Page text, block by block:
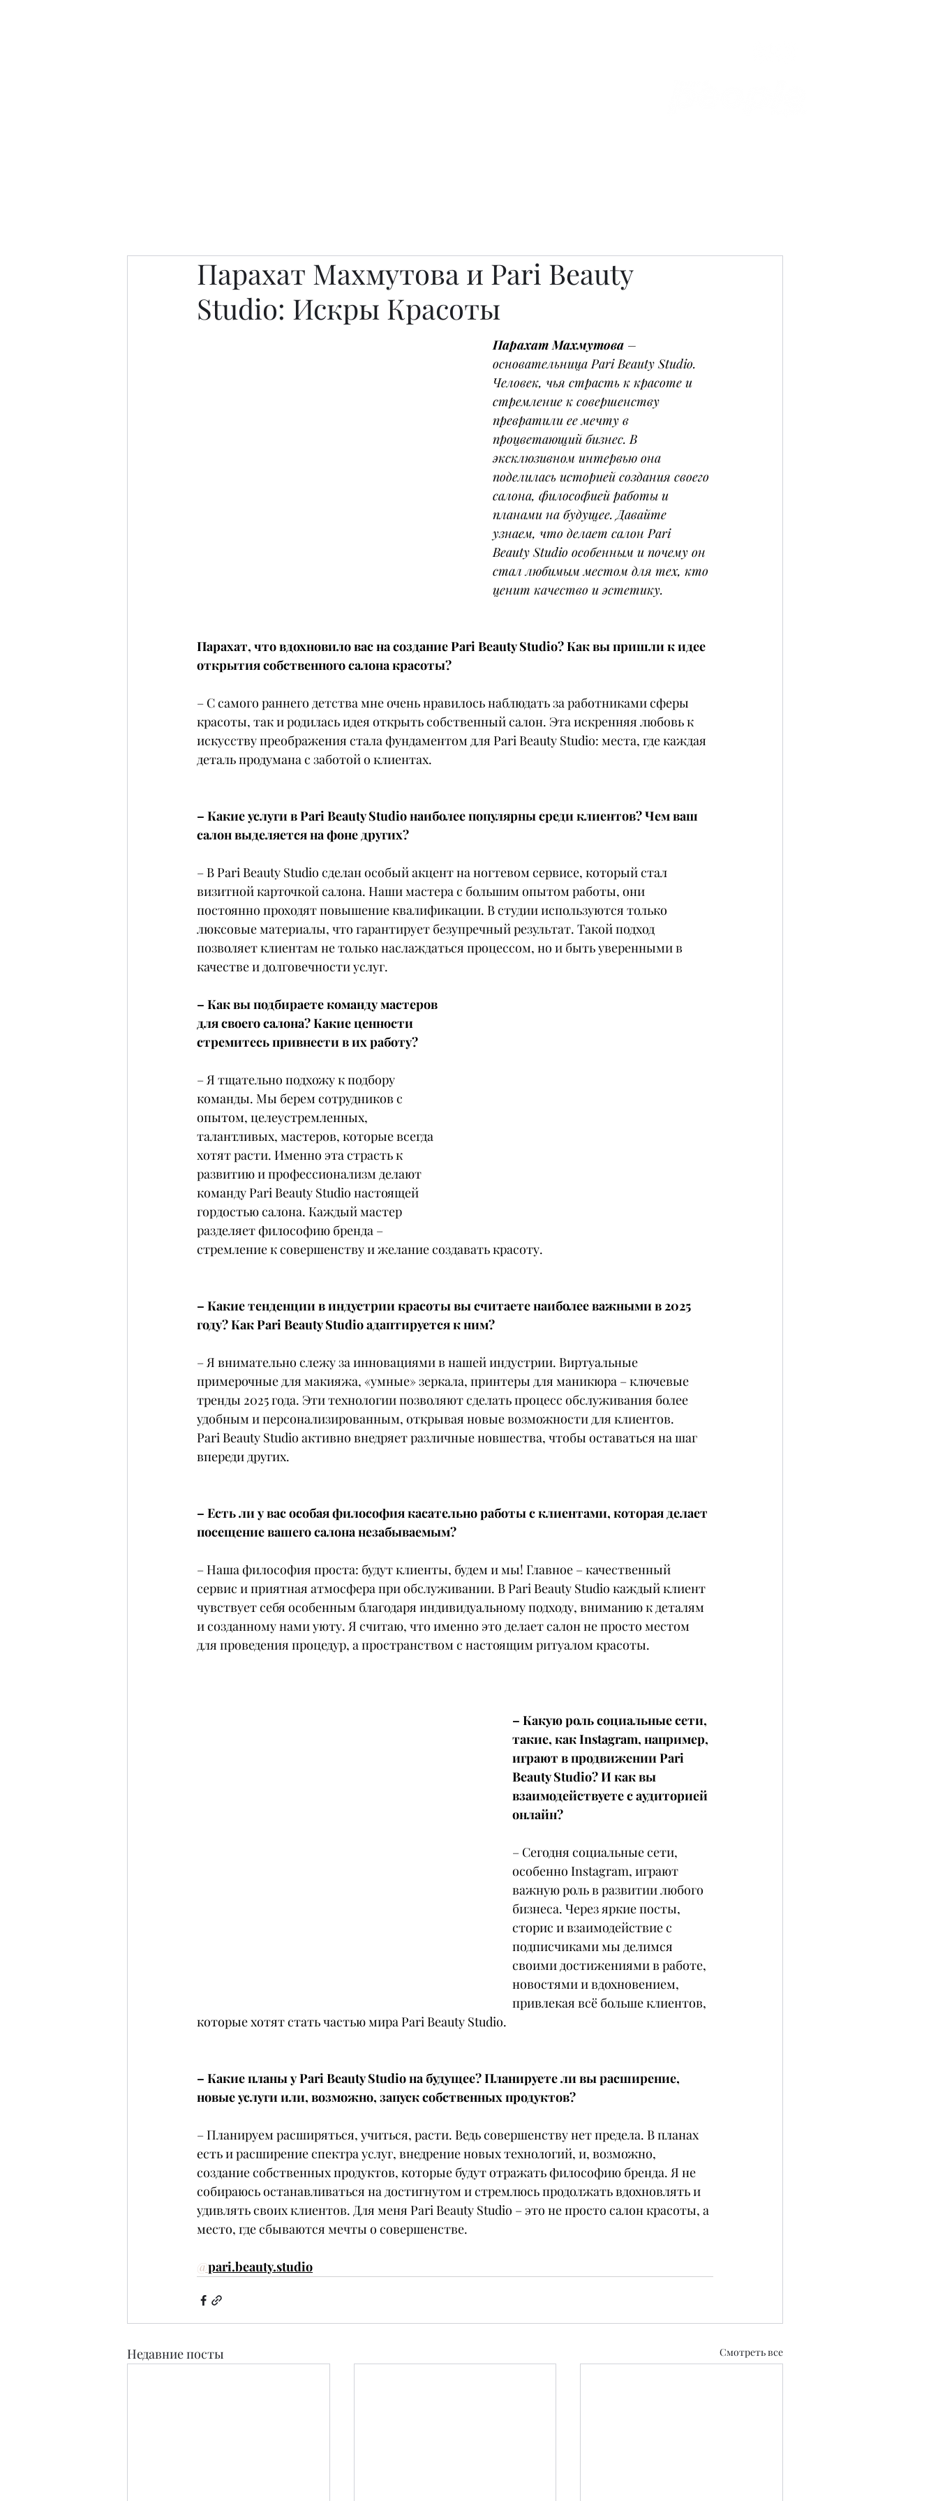
Парахат Махмутова и Pari Beauty
Studio: Искры Красоты
Парахат Махмутова –
основательница Pari Beauty Studio.
Человек, чья страсть к красоте и
стремление к совершенству
превратили ее мечту в
процветающий бизнес. В
эксклюзивном интервью она
поделилась историей создания своего
салона, философией работы и
планами на будущее. Давайте
узнаем, что делает салон Pari
Beauty Studio особенным и почему он
стал любимым местом для тех, кто
ценит качество и эстетику.
Парахат, что вдохновило вас на создание Pari Beauty Studio? Как вы пришли к идее
открытия собственного салона красоты?
– С самого раннего детства мне очень нравилось наблюдать за работниками сферы
красоты, так и родилась идея открыть собственный салон. Эта искренняя любовь к
искусству преображения стала фундаментом для Pari Beauty Studio: места, где каждая
деталь продумана с заботой о клиентах.
– Какие услуги в Pari Beauty Studio наиболее популярны среди клиентов? Чем ваш
салон выделяется на фоне других?
– В Pari Beauty Studio сделан особый акцент на ногтевом сервисе, который стал
визитной карточкой салона. Наши мастера с большим опытом работы, они
постоянно проходят повышение квалификации. В студии используются только
люксовые материалы, что гарантирует безупречный результат. Такой подход
позволяет клиентам не только наслаждаться процессом, но и быть уверенными в
качестве и долговечности услуг.
– Как вы подбираете команду мастеров
для своего салона? Какие ценности
стремитесь привнести в их работу?
– Я тщательно подхожу к подбору
команды. Мы берем сотрудников с
опытом, целеустремленных,
талантливых, мастеров, которые всегда
хотят расти. Именно эта страсть к
развитию и профессионализм делают
команду Pari Beauty Studio настоящей
гордостью салона. Каждый мастер
разделяет философию бренда –
стремление к совершенству и желание создавать красоту.
– Какие тенденции в индустрии красоты вы считаете наиболее важными в 2025
году? Как Pari Beauty Studio адаптируется к ним?
– Я внимательно слежу за инновациями в нашей индустрии. Виртуальные
примерочные для макияжа, «умные» зеркала, принтеры для маникюра – ключевые
тренды 2025 года. Эти технологии позволяют сделать процесс обслуживания более
удобным и персонализированным, открывая новые возможности для клиентов.
Pari Beauty Studio активно внедряет различные новшества, чтобы оставаться на шаг
впереди других.
– Есть ли у вас особая философия касательно работы с клиентами, которая делает
посещение вашего салона незабываемым?
– Наша философия проста: будут клиенты, будем и мы! Главное – качественный
сервис и приятная атмосфера при обслуживании. В Pari Beauty Studio каждый клиент
чувствует себя особенным благодаря индивидуальному подходу, вниманию к деталям
и созданному нами уюту. Я считаю, что именно это делает салон не просто местом
для проведения процедур, а пространством с настоящим ритуалом красоты.
– Какую роль социальные сети,
такие, как Instagram, например,
играют в продвижении Pari
Beauty Studio? И как вы
взаимодействуете с аудиторией
онлайн?
– Сегодня социальные сети,
особенно Instagram, играют
важную роль в развитии любого
бизнеса. Через яркие посты,
сторис и взаимодействие с
подписчиками мы делимся
своими достижениями в работе,
новостями и вдохновением,
привлекая всё больше клиентов,
которые хотят стать частью мира Pari Beauty Studio.
– Какие планы у Pari Beauty Studio на будущее? Планируете ли вы расширение,
новые услуги или, возможно, запуск собственных продуктов?
– Планируем расширяться, учиться, расти. Ведь совершенству нет предела. В планах
есть и расширение спектра услуг, внедрение новых технологий, и, возможно,
создание собственных продуктов, которые будут отражать философию бренда. Я не
собираюсь останавливаться на достигнутом и стремлюсь продолжать вдохновлять и
удивлять своих клиентов. Для меня Pari Beauty Studio – это не просто салон красоты, а
место, где сбываются мечты о совершенстве.
@pari.beauty.studio
Недавние посты Смотреть все